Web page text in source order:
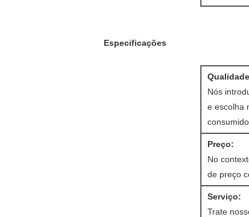
Especificações
Nós
e escolha
Preço:
No
de preço
Serviço:
Trate